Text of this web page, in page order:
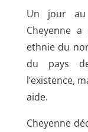
Un jour au
Cheyenne
ethnie du
du pays
l’existence,
aide.
Cheyenne